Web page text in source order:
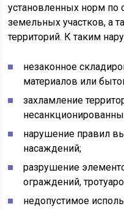
установленных норм
земельных участков, а
территорий. К таким
незаконное
материалов или
захламление
нарушение правил
насаждений;
разрушение
ограждений,
недопустимое